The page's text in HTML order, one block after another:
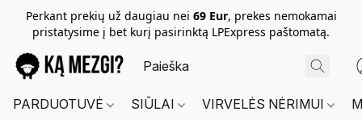
Perkant prekių už daugiau nei 69 Eur, prekes nemokamai
pristatysime į bet kurį pasirinktą LPExpress paštomatą.
PARDUOTUVĖ SIŪLAI VIRVELĖS NĖRIMUI